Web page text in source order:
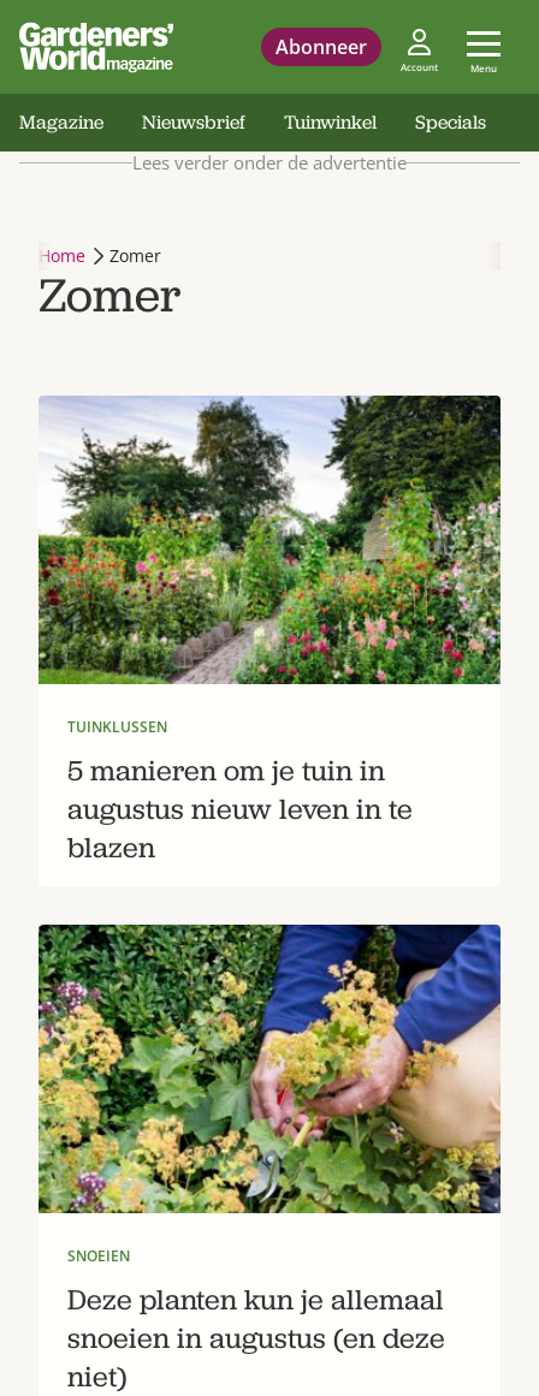
Abonneer
Account Menu
Gardeners’ World 08/2026
Bestel nu
Abonneer
Magazine Nieuwsbrief Tuinwinkel Specials
Lees verder onder de advertentie
Home Zomer
Zomer
TUINKLUSSEN
5 manieren om je tuin in
augustus nieuw leven in te
blazen
SNOEIEN
Deze planten kun je allemaal
snoeien in augustus (en deze
niet)